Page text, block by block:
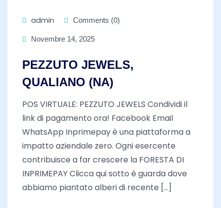
admin Comments (0)
Novembre 14, 2025
PEZZUTO JEWELS,
QUALIANO (NA)
POS VIRTUALE: PEZZUTO JEWELS Condividi il
link di pagamento ora! Facebook Email
WhatsApp Inprimepay è una piattaforma a
impatto aziendale zero. Ogni esercente
contribuisce a far crescere la FORESTA DI
INPRIMEPAY Clicca qui sotto è guarda dove
abbiamo piantato alberi di recente [...]